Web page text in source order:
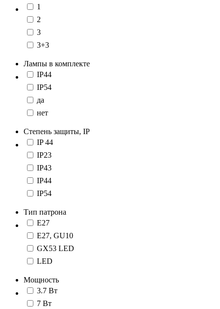
1
2
3
3+3
Лампы в комплекте
IP44
IP54
да
нет
Степень защиты, IP
IP 44
IP23
IP43
IP44
IP54
Тип патрона
E27
E27, GU10
GX53 LED
LED
Мощность
3.7 Вт
7 Вт